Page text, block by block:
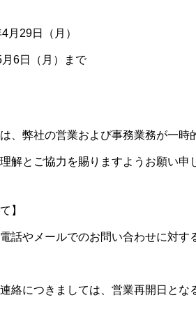
月29日（月）
6日（月）まで
、弊社の営業および事務業務が一時
解とご協力を賜りますようお願い申
】
話やメールでのお問い合わせに対す
絡につきましては、営業再開日とな